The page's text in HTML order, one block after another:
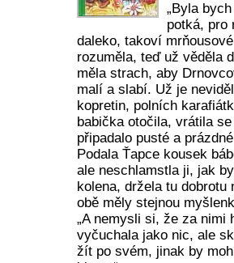
„Byla
potká, pro
daleko, takoví
rozuměla, teď už věděla
měla strach, aby
malí a slabí. Už je
kopretin, polních
babička otočila, vrátila
připadalo pusté a
Podala Ťapce kousek
ale neschlamstla ji, jak
kolena, držela tu
obě měly stejnou
„A nemysli si, že za nimi
vyčuchala jako nic, ale
žít po svém, jinak by